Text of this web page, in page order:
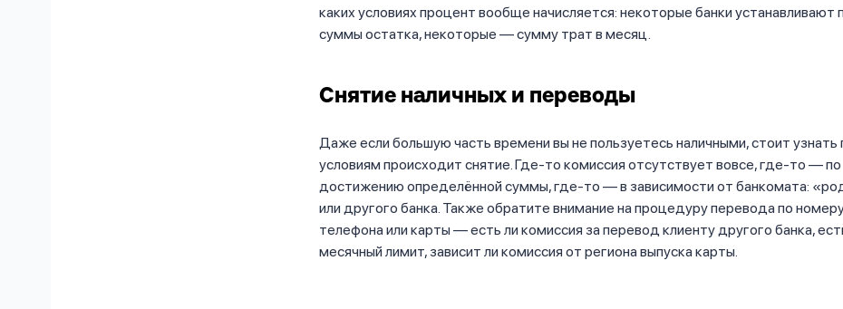
каких условиях процент вообще начисляется: некоторые банки устанавливают
суммы остатка, некоторые — сумму трат в месяц.
Снятие наличных и переводы
Даже если большую часть времени вы не пользуетесь наличными, стоит узнать
условиям происходит снятие. Где-то комиссия отсутствует вовсе, где-то — по
достижению определённой суммы, где-то — в зависимости от банкомата:
или другого банка. Также обратите внимание на процедуру перевода по
телефона или карты — есть ли комиссия за перевод клиенту другого банка,
месячный лимит, зависит ли комиссия от региона выпуска карты.